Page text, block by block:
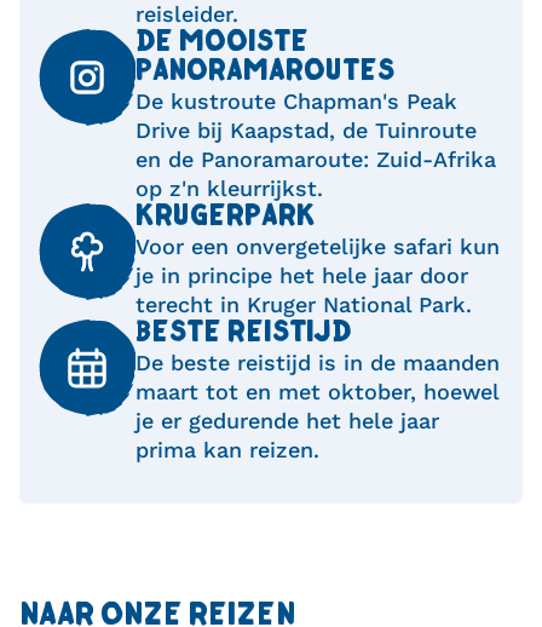
reisleider.
DE MOOISTE
PANORAMAROUTES
De kustroute Chapman's Peak
Drive bij Kaapstad, de Tuinroute
en de Panoramaroute: Zuid-Afrika
op z'n kleurrijkst.
KRUGERPARK
Voor een onvergetelijke safari kun
je in principe het hele jaar door
terecht in Kruger National Park.
BESTE REISTIJD
De beste reistijd is in de maanden
maart tot en met oktober, hoewel
je er gedurende het hele jaar
prima kan reizen.
NAAR ONZE REIZEN